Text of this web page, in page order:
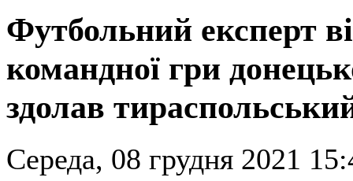
Футбольний експерт
командної гри
здолав
Середа, 08 грудня 2021